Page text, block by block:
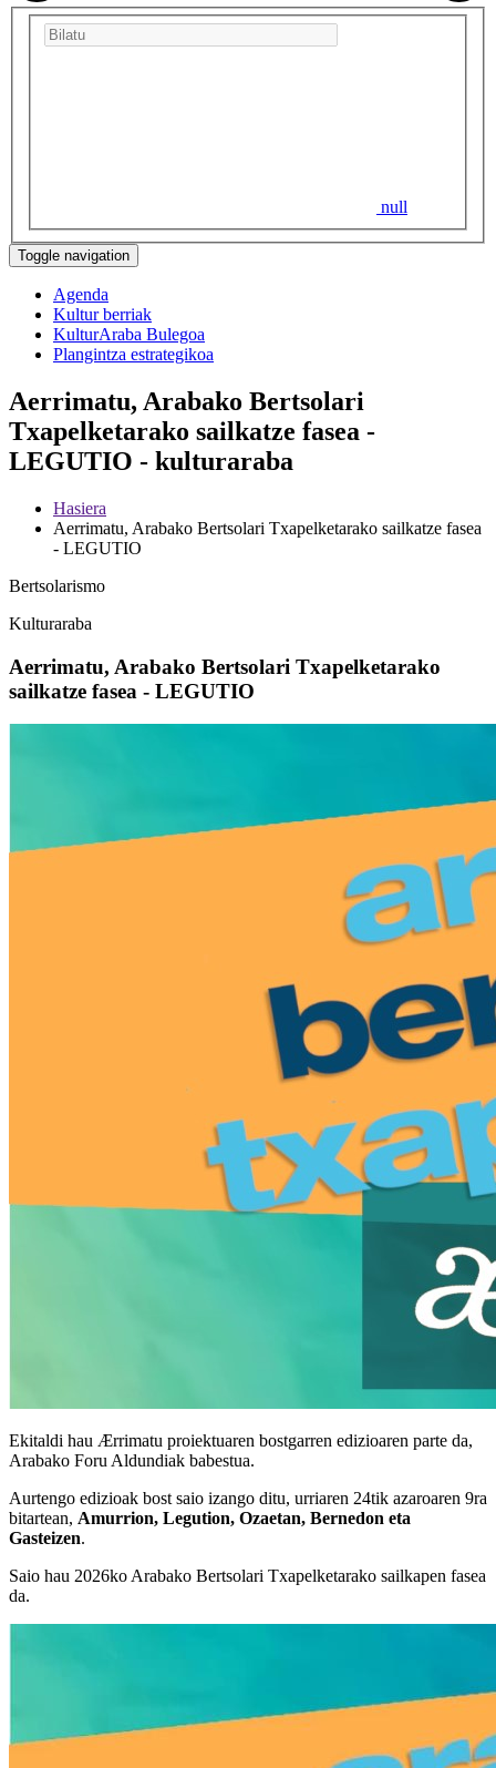
null
Toggle navigation
Agenda
Kultur berriak
KulturAraba Bulegoa
Plangintza estrategikoa
Aerrimatu, Arabako Bertsolari
Txapelketarako sailkatze fasea -
LEGUTIO - kulturaraba
Hasiera
Aerrimatu, Arabako Bertsolari Txapelketarako sailkatze fasea
- LEGUTIO
Bertsolarismo
Kulturaraba
Aerrimatu, Arabako Bertsolari Txapelketarako
sailkatze fasea - LEGUTIO
Ekitaldi hau Ærrimatu proiektuaren bostgarren edizioaren parte da,
Arabako Foru Aldundiak babestua.
Aurtengo edizioak bost saio izango ditu, urriaren 24tik azaroaren 9ra
bitartean, Amurrion, Legution, Ozaetan, Bernedon eta
Gasteizen.
Saio hau 2026ko Arabako Bertsolari Txapelketarako sailkapen fasea
da.